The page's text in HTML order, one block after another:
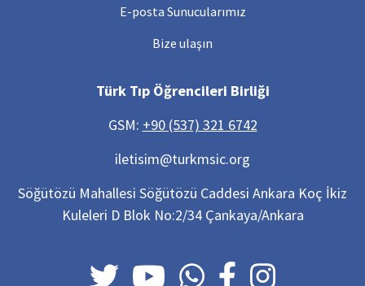
E-posta Sunucularımız
Bize ulaşın
Türk Tıp Öğrencileri Birliği
GSM: +90 (537) 321 6742
iletisim@turkmsic.org
Söğütözü Mahallesi Söğütözü Caddesi Ankara Koç İkiz
Kuleleri D Blok No:2/34 Çankaya/Ankara